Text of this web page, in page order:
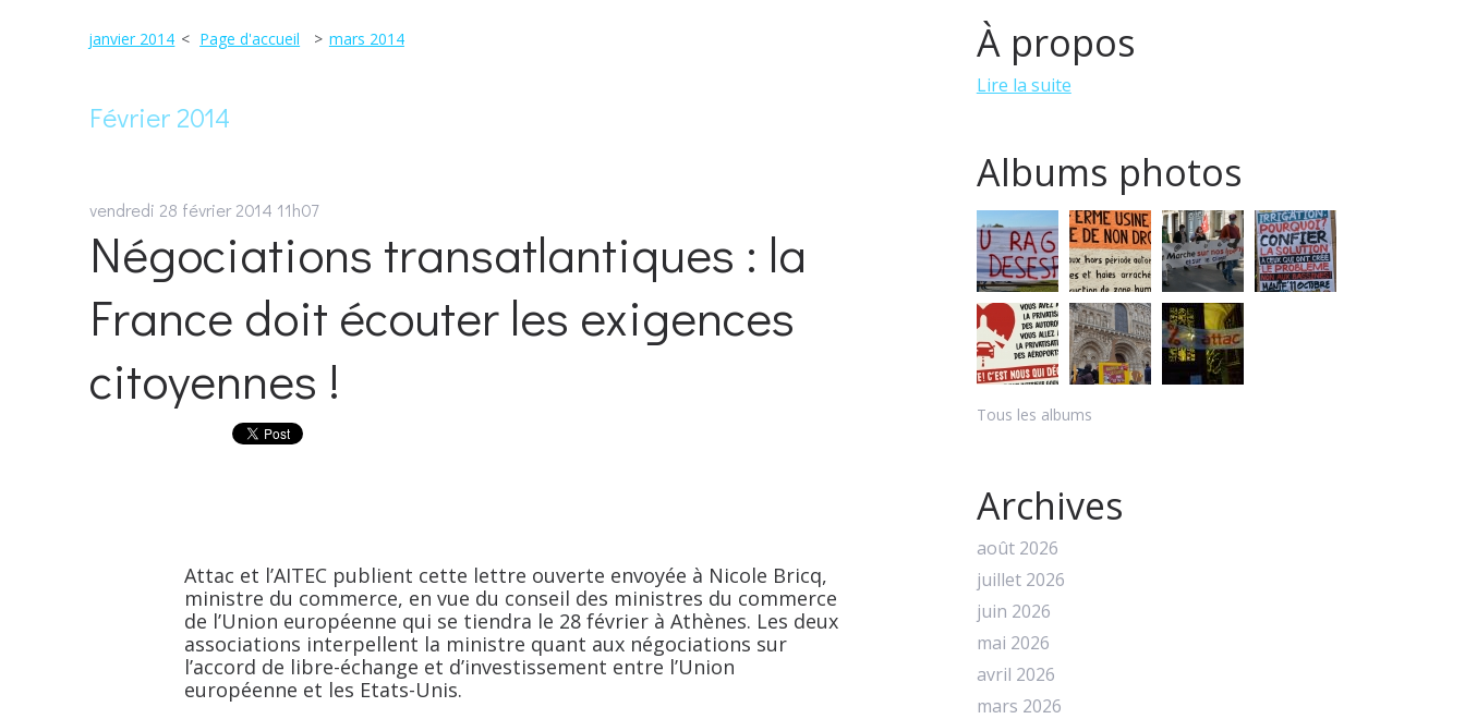
janvier 2014 Page d'accueil mars 2014
Février 2014
vendredi 28 février 2014 11h07
Négociations transatlantiques : la
France doit écouter les exigences
citoyennes !
Attac et l’AITEC publient cette lettre ouverte envoyée à Nicole Bricq,
ministre du commerce, en vue du conseil des ministres du commerce
de l’Union européenne qui se tiendra le 28 février à Athènes. Les deux
associations interpellent la ministre quant aux négociations sur
l’accord de libre-échange et d’investissement entre l’Union
européenne et les Etats-Unis.
À propos
Lire la suite
Albums photos
Tous les albums
Archives
août 2026
juillet 2026
juin 2026
mai 2026
avril 2026
mars 2026